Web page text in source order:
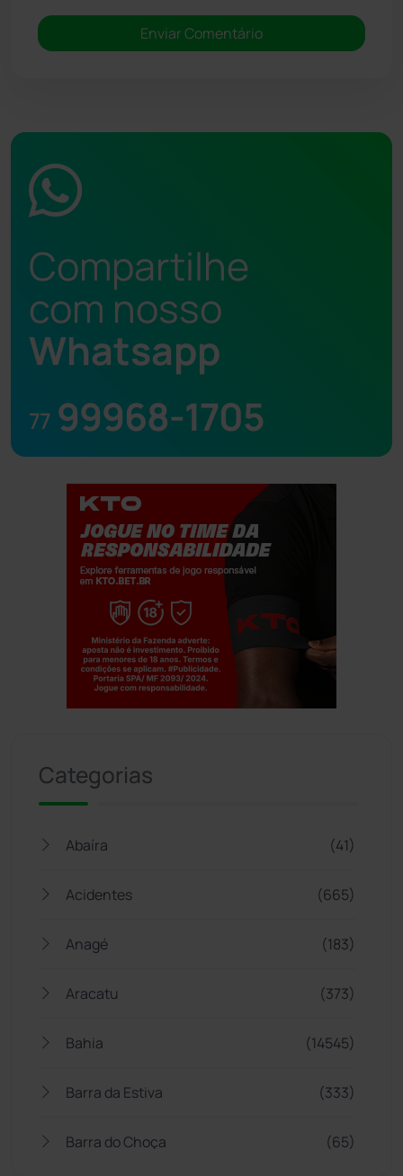
Compartilhe
com nosso
Whatsapp
77 99968-1705
Categorias
Abaíra (41)
Acidentes (665)
Anagé (183)
Aracatu (373)
Bahia (14545)
Barra da Estiva (333)
Barra do Choça (65)